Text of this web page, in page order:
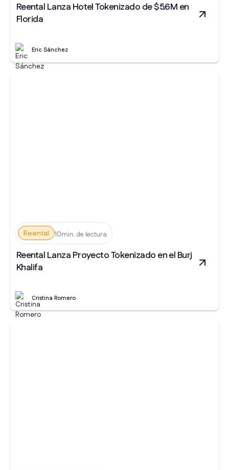
Reental Lanza Hotel Tokenizado de $5.6M en
Florida
Eric Sánchez
Reental 10min. de lectura
Reental Lanza Proyecto Tokenizado en el Burj
Khalifa
Cristina Romero